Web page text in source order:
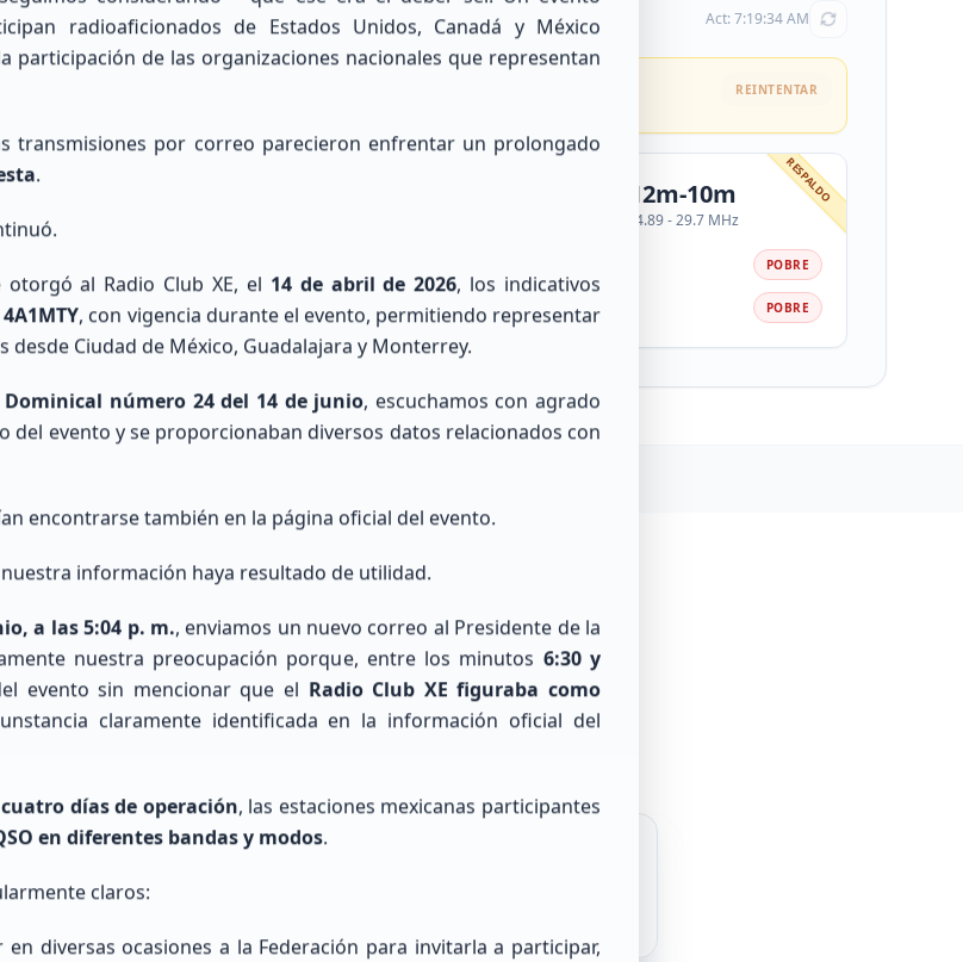
Act:7:19:34 AM
REINTENTAR
MHz
REGULAR Noche POBRE
RESPALDO
12m-10m
24.89 - 29.7 MHz
POBRE
Noche POBRE
Internacional QRZ
indicativos de todo el mundo utilizando la base de
radioaficionados de Estados Unidos, Canadá y México
participación de las organizaciones nacionales que representan
transmisiones por correo parecieron enfrentar un prolongado
.
al Radio Club XE, el 14 de abril de 2026, los indicativos
, con vigencia durante el evento, permitiendo representar
desde Ciudad de México, Guadalajara y Monterrey.
número 24 del 14 de junio, escuchamos con agrado
del evento y se proporcionaban diversos datos relacionados con
encontrarse también en la página oficial del evento.
información haya resultado de utilidad.
a las 5:04 p. m., enviamos un nuevo correo al Presidente de la
nuestra preocupación porque, entre los minutos 6:30 y
evento sin mencionar que el Radio Club XE figuraba como
claramente identificada en la información oficial del
cuatro días de operación, las estaciones mexicanas participantes
en diferentes bandas y modos.
claros:
diversas ocasiones a la Federación para invitarla a participar,